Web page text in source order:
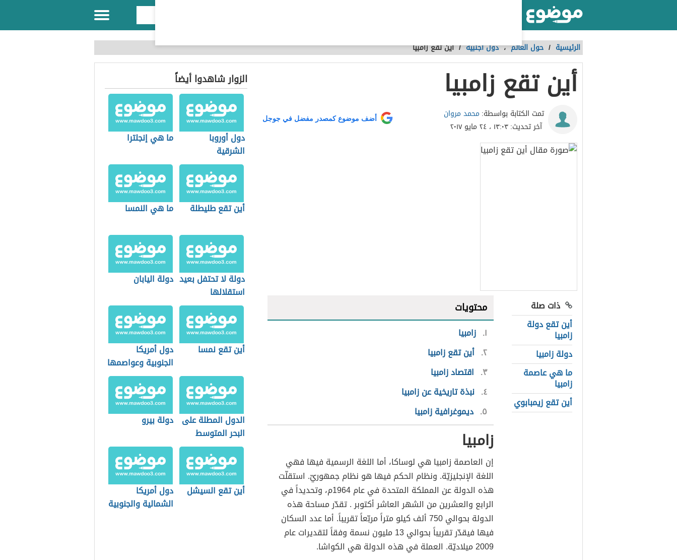
الرئيسية / حول العالم،دول أجنبية /أين تقع زامبيا
أين تقع زامبيا
تمت الكتابة بواسطة: محمد مروان
آخر تحديث:١٣:٠٣ ، ٢٤ مايو ٢٠١٧
أضف موضوع كمصدر مفضل في جوجل
ذات صلة
أين تقع دولة
زامبيا
دولة زامبيا
ما هي عاصمة
زامبيا
أين تقع زيمبابوي
محتويات
١ زامبيا
٢ أين تقع زامبيا
٣ اقتصاد زامبيا
٤ نبذة تاريخية عن زامبيا
٥ ديموغرافية زامبيا
زامبيا
إن العاصمة زامبيا هي لوساكا، أما اللغة الرسمية فيها فهي
اللغة الإنجليزيّة. ونظام الحكم فيها هو نظام جمهوريّ. استقلّت
هذه الدولة عن المملكة المتحدة في عام 1964م، وتحديداً في
الرابع والعشرين من الشهر العاشر أكتوبر . تقدّر مساحة هذه
الدولة بحوالي 750 ألف كيلو متراً مربّعاً تقريباً. أما عدد السكان
فيها فيقدّر تقريباً بحوالي 13 مليون نسمة وفقاً لتقديرات عام
2009 ميلاديّة. العملة في هذه الدولة هي الكواشا.
الزوار شاهدوا أيضاً
دول أوروبا
الشرقية
ما هي إنجلترا
أين تقع طليطلة ما هي النمسا
دولة لا تحتفل بعيد
استقلالها
دولة اليابان
أين تقع نمسا
دول أمريكا
الجنوبية وعواصمها
الدول المطلة على
البحر المتوسط
دولة بيرو
أين تقع السيشل
دول أمريكا
الشمالية والجنوبية